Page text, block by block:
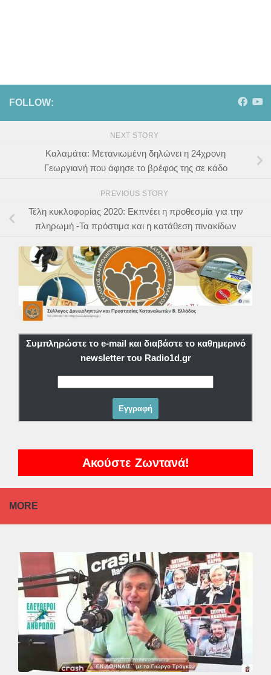
FOLLOW:
NEXT STORY
Καλαμάτα: Μετανιωμένη δηλώνει η 24χρονη
Γεωργιανή που άφησε το βρέφος της σε κάδο
PREVIOUS STORY
Τέλη κυκλοφορίας 2020: Εκπνέει η προθεσμία για την
πληρωμή -Τα πρόστιμα και η κατάθεση πινακίδων
Συμπληρώστε το e-mail και διαβάστε το καθημερινό
newsletter του Radio1d.gr
Ακούστε Ζωντανά!
MORE